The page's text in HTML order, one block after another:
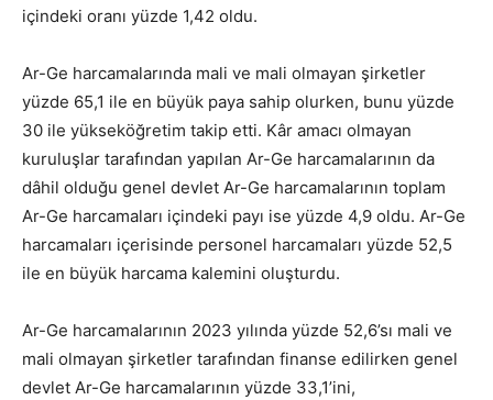
içindeki oranı yüzde 1,42 oldu.
Ar-Ge harcamalarında mali ve mali olmayan şirketler
yüzde 65,1 ile en büyük paya sahip olurken, bunu yüzde
30 ile yükseköğretim takip etti. Kâr amacı olmayan
kuruluşlar tarafından yapılan Ar-Ge harcamalarının da
dâhil olduğu genel devlet Ar-Ge harcamalarının toplam
Ar-Ge harcamaları içindeki payı ise yüzde 4,9 oldu. Ar-Ge
harcamaları içerisinde personel harcamaları yüzde 52,5
ile en büyük harcama kalemini oluşturdu.
Ar-Ge harcamalarının 2023 yılında yüzde 52,6’sı mali ve
mali olmayan şirketler tarafından finanse edilirken genel
devlet Ar-Ge harcamalarının yüzde 33,1’ini,